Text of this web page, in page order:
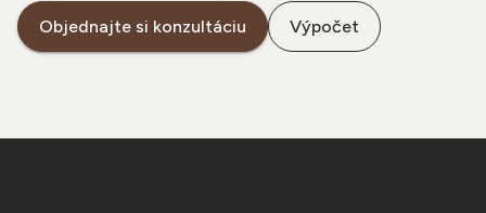
Objednajte si konzultáciu Výpočet